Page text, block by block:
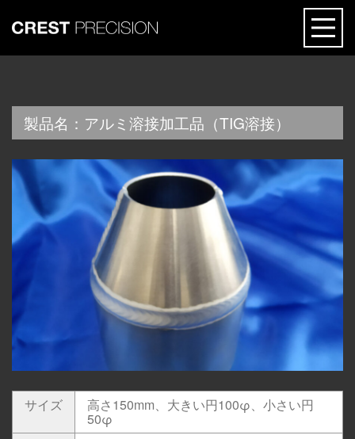
Feature
Application Example
Company
Location
REASON
TECHNOLOGY
Die-less Forming
Processing Technology
Facility / Material
PRODUCTS
Precision sheet metal
Aluminum welding
NEWS
Information
RECRUIT
CONTACT
製品名：アルミ溶接加工品（TIG溶接）
サイズ 高さ150mm、大きい円100φ、小さい円
50φ